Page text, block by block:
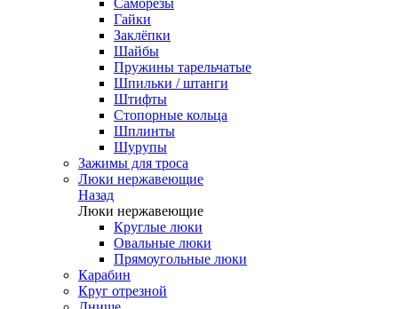
Саморезы
Гайки
Заклёпки
Шайбы
Пружины тарельчатые
Шпильки / штанги
Штифты
Стопорные кольца
Шплинты
Шурупы
Зажимы для троса
Люки нержавеющие
Назад
Люки нержавеющие
Круглые люки
Овальные люки
Прямоугольные люки
Карабин
Круг отрезной